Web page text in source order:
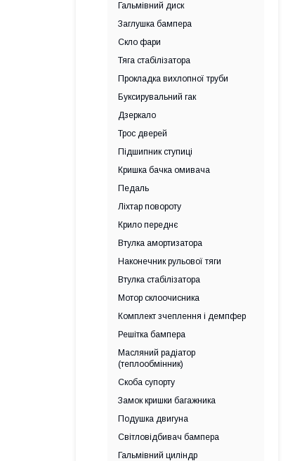
Гальмівний диск
Заглушка бампера
Скло фари
Тяга стабілізатора
Прокладка вихлопної труби
Буксирувальний гак
Дзеркало
Трос дверей
Підшипник ступиці
Кришка бачка омивача
Педаль
Ліхтар повороту
Крило переднє
Втулка амортизатора
Наконечник рульової тяги
Втулка стабілізатора
Мотор склоочисника
Комплект зчеплення і демпфер
Решітка бампера
Масляний радіатор
(теплообмінник)
Скоба супорту
Замок кришки багажника
Подушка двигуна
Світловідбивач бампера
Гальмівний циліндр